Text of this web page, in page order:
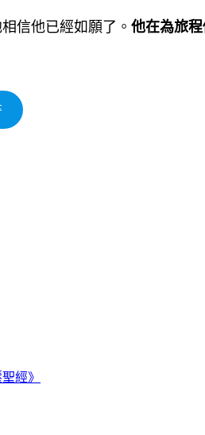
信他已經如願了。 他在為旅
經》